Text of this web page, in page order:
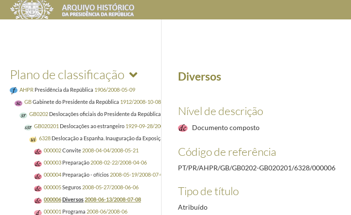
Plano de classificação
AHPR Presidência da República 1906/2008-05-09
GBGabinete do Presidente da República 1912/2008-10-08
GB0202 Deslocações oficiais do Presidente da República
1928-05-28/2008-10-08
GB020201 Deslocações ao estrangeiro 1929-09-28/2008-10-08
6328 Deslocação a Espanha. Inauguração da Exposição Internacional Zaragoza 2008. 13 e 14 junho 2008
000002Convite 2008-04-04/2008-05-21
000003 Preparação 2008-02-22/2008-04-06
000004 Preparação - ofícios 2008-05-19/2008-07-08
000005Seguros 2008-05-27/2008-06-06
000006Diversos2008-06-13/2008-07-08
000001 Programa 2008-06/2008-06
Diversos
Nível de descrição
Documento composto
Código de referência
PT/PR/AHPR/GB/GB0202-GB020201/6328/000006
Tipo de título
Atribuído